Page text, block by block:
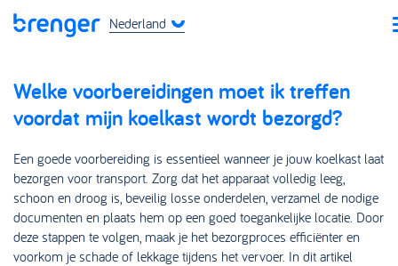
Nederland
Welke voorbereidingen moet ik treffen
voordat mijn koelkast wordt bezorgd?
Een goede voorbereiding is essentieel wanneer je jouw koelkast laat
bezorgen voor transport. Zorg dat het apparaat volledig leeg,
schoon en droog is, beveilig losse onderdelen, verzamel de nodige
documenten en plaats hem op een goed toegankelijke locatie. Door
deze stappen te volgen, maak je het bezorgproces efficiënter en
voorkom je schade of lekkage tijdens het vervoer. In dit artikel